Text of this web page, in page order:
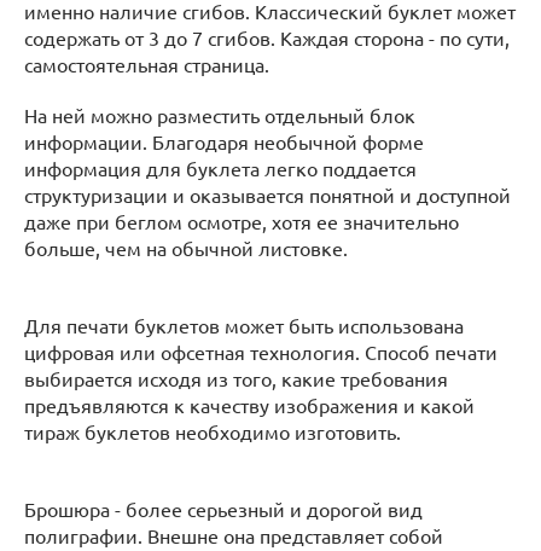
именно наличие сгибов. Классический буклет может
содержать от 3 до 7 сгибов. Каждая сторона - по сути,
самостоятельная страница.
На ней можно разместить отдельный блок
информации. Благодаря необычной форме
информация для буклета легко поддается
структуризации и оказывается понятной и доступной
даже при беглом осмотре, хотя ее значительно
больше, чем на обычной листовке.
Для печати буклетов может быть использована
цифровая или офсетная технология. Способ печати
выбирается исходя из того, какие требования
предъявляются к качеству изображения и какой
тираж буклетов необходимо изготовить.
Брошюра - более серьезный и дорогой вид
полиграфии. Внешне она представляет собой